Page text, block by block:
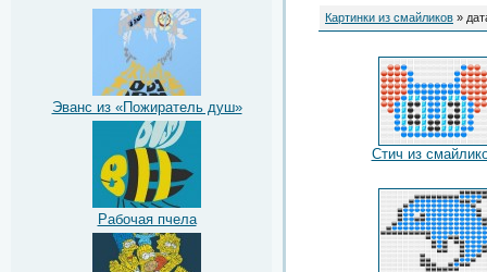
Эванс из «Пожиратель душ»
Рабочая пчела
Картинки из смайликов »
Стич из